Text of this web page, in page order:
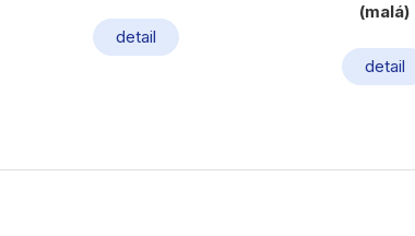
detail
(malá)
detail